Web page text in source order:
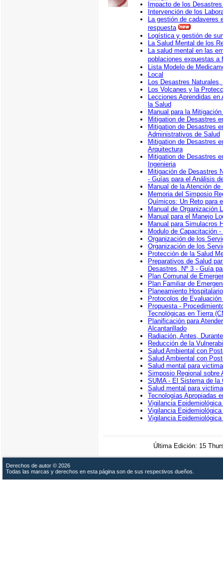
Impacto de los
Intervención de los
La gestión de cadaveres
respuesta
Logística y gestión de
La Salud Mental de los
La salud mental en las
poblaciones expuestas a
Lista Modelo de
Local
Los Desastres
Los Volcanes y la
Lecciones Aprendidas
la Salud
Manual para la
Mitigation de Desastres
Mitigation de Desastres
Administrativos de Salud
Mitigation de Desastres
Arquitectura
Mitigation de Desastres
Ingenieria
Mitigación de Desastres
- Guías para el Análisis
Manual de la Atención
Memoria del Simposio
Químicos: Un Reto para
Manual de Organización
Manual para el Manejo
Manual para Simulacros
Modulo de Capacitación
Organización de los
Organización de los
Protección de la Salud
Preparativos de Salud
Desastres, Nº 3 - Guía
Plan Comunal de
Plan Familiar de
Planeamiento
Protocolos de
Propuesta -
Tecnológicas en Tierra
Planificación para
Alcantarillado
Radiación, Antes,
Reducción de la
Salud Ambiental con
Salud Ambiental con
Salud mental para
Simposio Regional sobre
SUMA - El Sistema de la
Salud mental para
Tecnologías Apropiadas
Vigilancia
Vigilancia
Vigilancia
Última Edición: 15
Derechos de autor © 2026
Todas las marcas y derechos en esta página son de sus respectivos dueños.